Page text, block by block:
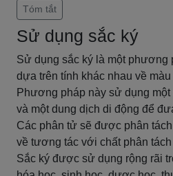
Tóm tắt
Sử dụng sắc ký
Sử dụng sắc ký là một phương
dựa trên tính khác nhau về
Phương pháp này sử dụng
và một dung dịch di động để
Các phân tử sẽ được phân
về tương tác với chất phân
Sắc ký được sử dụng rộng rãi